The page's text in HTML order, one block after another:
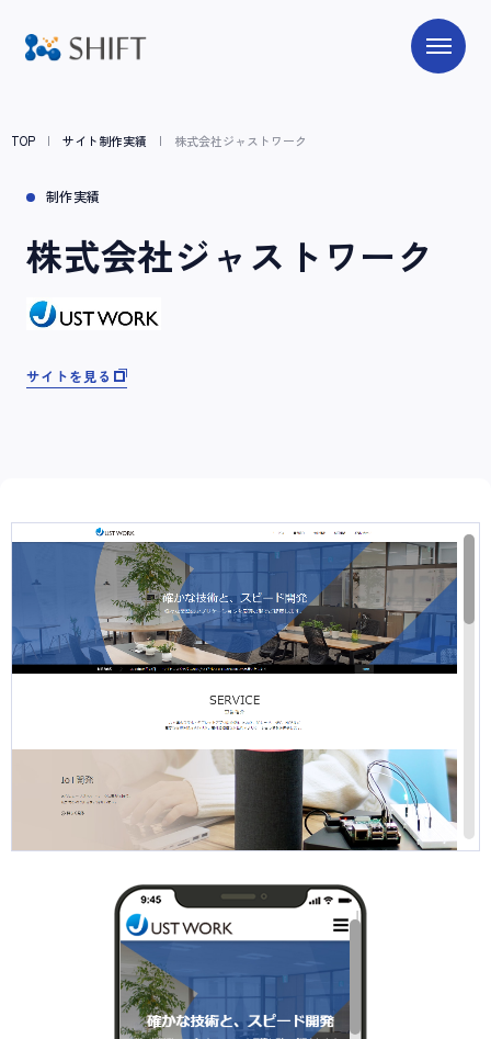
TOP サイト制作実績 株式会社ジャストワーク
制作実績
株式会社ジャストワーク
サイトを見る